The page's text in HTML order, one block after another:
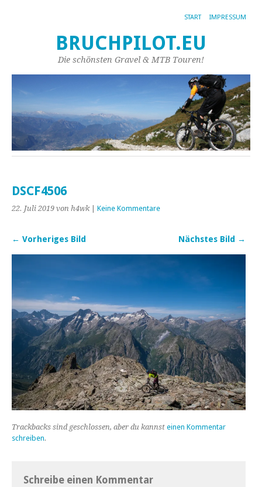
START IMPRESSUM
BRUCHPILOT.EU
Die schönsten Gravel & MTB Touren!
DSCF4506
22. Juli 2019 von h4wk| Keine Kommentare
← Vorheriges Bild Nächstes Bild →
Trackbacks sind geschlossen, aber du kannst einen Kommentar
schreiben.
Schreibe einen Kommentar